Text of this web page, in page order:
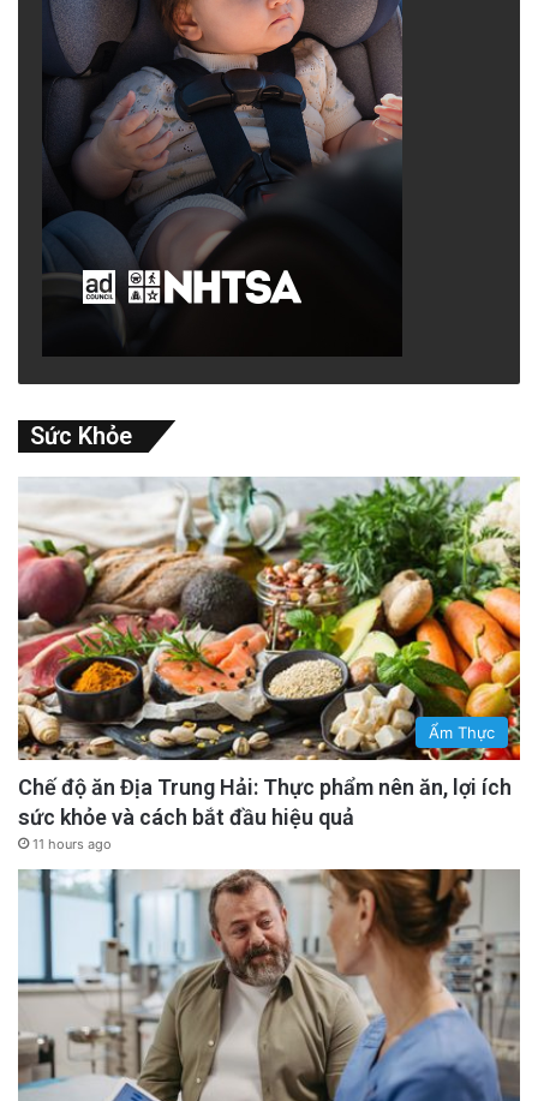
Sức Khỏe
Ẩm Thực
Chế độ ăn Địa Trung Hải: Thực phẩm nên ăn, lợi ích
sức khỏe và cách bắt đầu hiệu quả
11 hours ago